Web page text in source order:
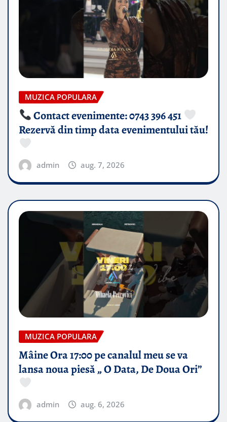
MUZICA POPULARA
Contact evenimente: 0743 396 451
Rezervă din timp data evenimentului tău!
admin aug. 7, 2026
MUZICA POPULARA
Mâine Ora 17:00 pe canalul meu se va
lansa noua piesă „ O Data, De Doua Ori”
admin aug. 6, 2026